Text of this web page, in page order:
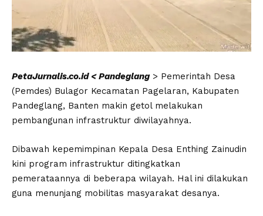
PetaJurnalis.co.id < Pandeglang > Pemerintah Desa
(Pemdes) Bulagor Kecamatan Pagelaran, Kabupaten
Pandeglang, Banten makin getol melakukan
pembangunan infrastruktur diwilayahnya.
Dibawah kepemimpinan Kepala Desa Enthing Zainudin
kini program infrastruktur ditingkatkan
pemerataannya di beberapa wilayah. Hal ini dilakukan
guna menunjang mobilitas masyarakat desanya.